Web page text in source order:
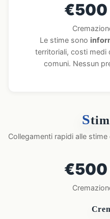
€500
Le stime sono
territoriali, costi medi
comuni. Nessun
S
Collegamenti rapidi alle
€500